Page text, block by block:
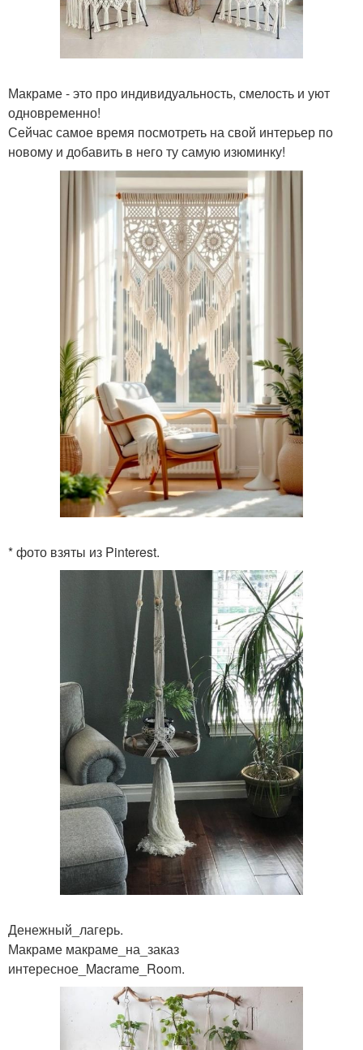
Макраме - это про индивидуальность, смелость и уют
одновременно!
Сейчас самое время посмотреть на свой интерьер по
новому и добавить в него ту самую изюминку!
* фото взяты из Pinterest.
Денежный_лагерь.
Макраме макраме_на_заказ
интересное_Macrame_Room.